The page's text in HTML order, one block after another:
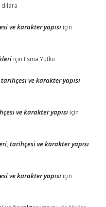
dilara
ve karakter yapısı için
için Esma Yutku
ve karakter yapısı
ve karakter yapısı için
tarihçesi ve karakter yapısı
ve karakter yapısı için